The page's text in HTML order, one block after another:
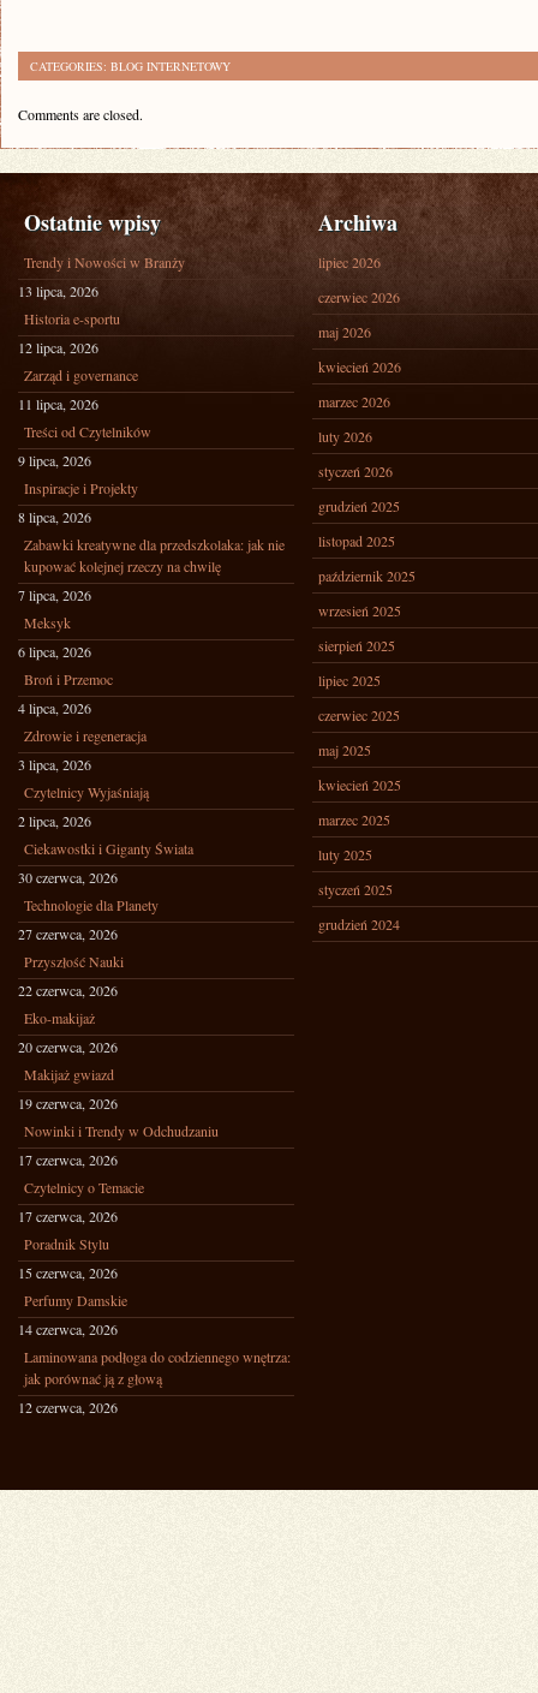
CATEGORIES: BLOG INTERNETOWY
Comments are closed.
Ostatnie wpisy
Trendy i Nowości w Branży
13 lipca, 2026
Historia e-sportu
12 lipca, 2026
Zarząd i governance
11 lipca, 2026
Treści od Czytelników
9 lipca, 2026
Inspiracje i Projekty
8 lipca, 2026
Zabawki kreatywne dla przedszkolaka: jak nie
kupować kolejnej rzeczy na chwilę
7 lipca, 2026
Meksyk
6 lipca, 2026
Broń i Przemoc
4 lipca, 2026
Zdrowie i regeneracja
3 lipca, 2026
Czytelnicy Wyjaśniają
2 lipca, 2026
Ciekawostki i Giganty Świata
30 czerwca, 2026
Technologie dla Planety
27 czerwca, 2026
Przyszłość Nauki
22 czerwca, 2026
Eko-makijaż
20 czerwca, 2026
Makijaż gwiazd
19 czerwca, 2026
Nowinki i Trendy w Odchudzaniu
17 czerwca, 2026
Czytelnicy o Temacie
17 czerwca, 2026
Poradnik Stylu
15 czerwca, 2026
Perfumy Damskie
14 czerwca, 2026
Laminowana podłoga do codziennego wnętrza:
jak porównać ją z głową
12 czerwca, 2026
Archiwa
lipiec 2026
czerwiec 2026
maj 2026
kwiecień 2026
marzec 2026
luty 2026
styczeń 2026
grudzień 2025
listopad 2025
październik 2025
wrzesień 2025
sierpień 2025
lipiec 2025
czerwiec 2025
maj 2025
kwiecień 2025
marzec 2025
luty 2025
styczeń 2025
grudzień 2024